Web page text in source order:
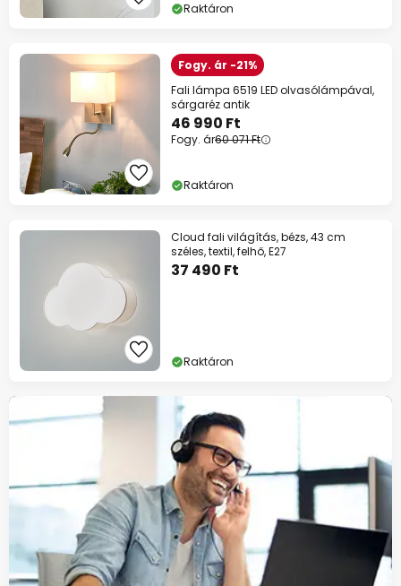
Raktáron
Fogy. ár -21%
Fali lámpa 6519 LED olvasólámpával,
sárgaréz antik
46 990 Ft
Fogy. ár60 071 Ft
Raktáron
Cloud fali világítás, bézs, 43 cm
széles, textil, felhő, E27
37 490 Ft
Raktáron